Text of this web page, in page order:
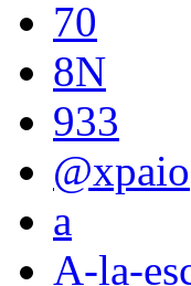
70
8N
933
@xpaio
a
A-la-